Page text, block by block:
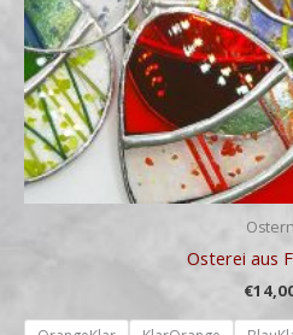
Ostern
Osterei aus
€